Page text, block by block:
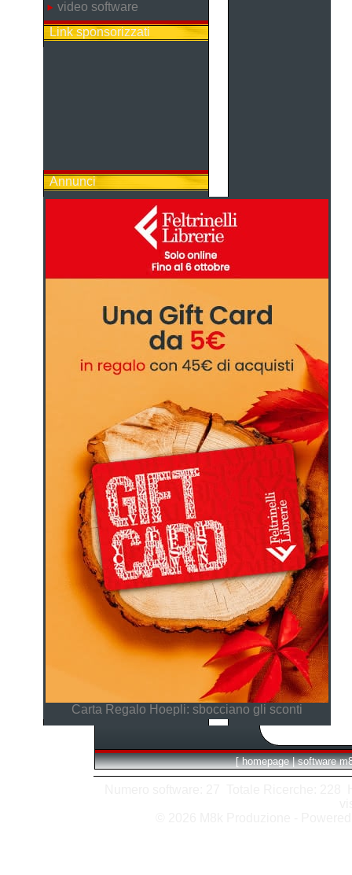
video software
Link sponsorizzati
Annunci
Carta Regalo Hoepli: sbocciano gli sconti
[ homepage | software